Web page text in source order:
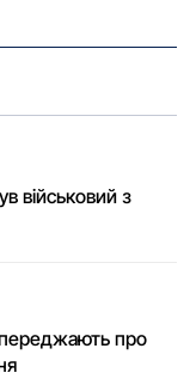
військовий з
про